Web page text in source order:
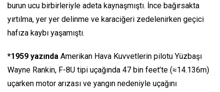
burun ucu birbirleriyle adeta kaynaşmıştı. İnce bağırsakta
yırtılma, yer yer delinme ve karaciğeri zedelenirken geçici
hafıza kaybı yaşamıştı.
*1959 yazında Amerikan Hava Kuvvetlerin pilotu Yüzbaşı
Wayne Rankin, F-8U tipi uçağında 47 bin feet’te (≈14.136m)
uçarken motor arızası ve yangın nedeniyle uçağını